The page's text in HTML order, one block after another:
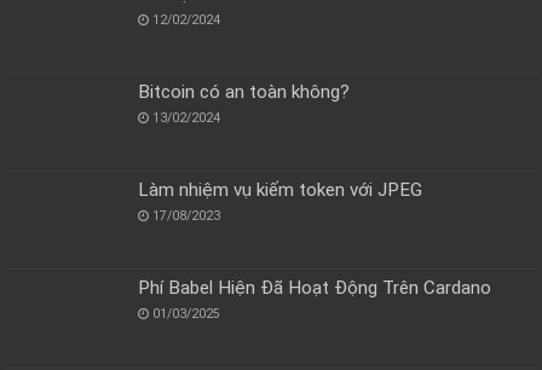
12/02/2024
Bitcoin có an toàn không?
13/02/2024
Làm nhiệm vụ kiếm token với JPEG
17/08/2023
Phí Babel Hiện Đã Hoạt Động Trên Cardano
01/03/2025